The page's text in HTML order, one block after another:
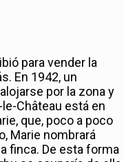
para vender la
En 1942, un
por la zona y
Château está en
que, poco a poco
Marie nombrará
finca. De esta forma